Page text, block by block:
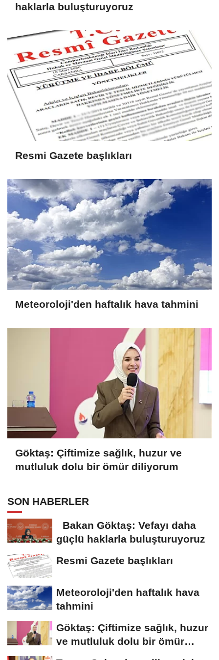
haklarla buluşturuyoruz
Resmi Gazete başlıkları
Meteoroloji'den haftalık hava tahmini
Göktaş: Çiftimize sağlık, huzur ve
mutluluk dolu bir ömür diliyorum
SON HABERLER
Bakan Göktaş: Vefayı daha
güçlü haklarla buluşturuyoruz
Resmi Gazete başlıkları
Meteoroloji'den haftalık hava
tahmini
Göktaş: Çiftimize sağlık, huzur
ve mutluluk dolu bir ömür